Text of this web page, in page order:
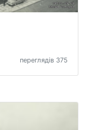
переглядів 375